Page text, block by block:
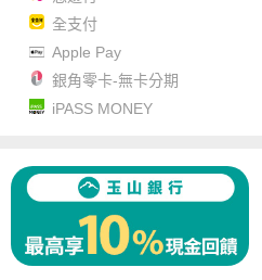
全支付
Apple Pay
銀角零卡-無卡分期
iPASS MONEY